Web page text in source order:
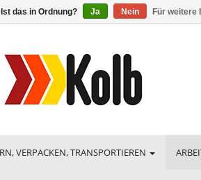
VERPACKEN, TRANSPORTIEREN
das in Ordnung? Ja Nein Für weitere